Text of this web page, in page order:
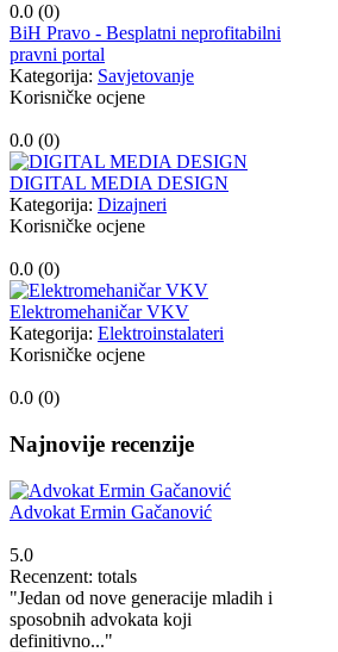
0.0 (0)
BiH Pravo - Besplatni neprofitabilni
pravni portal
Kategorija: Savjetovanje
Korisničke ocjene
0.0 (0)
DIGITAL MEDIA DESIGN
Kategorija: Dizajneri
Korisničke ocjene
0.0 (0)
Elektromehaničar VKV
Kategorija: Elektroinstalateri
Korisničke ocjene
0.0 (0)
Najnovije recenzije
Advokat Ermin Gačanović
5.0
Recenzent: totals
"Jedan od nove generacije mladih i
sposobnih advokata koji
definitivno..."